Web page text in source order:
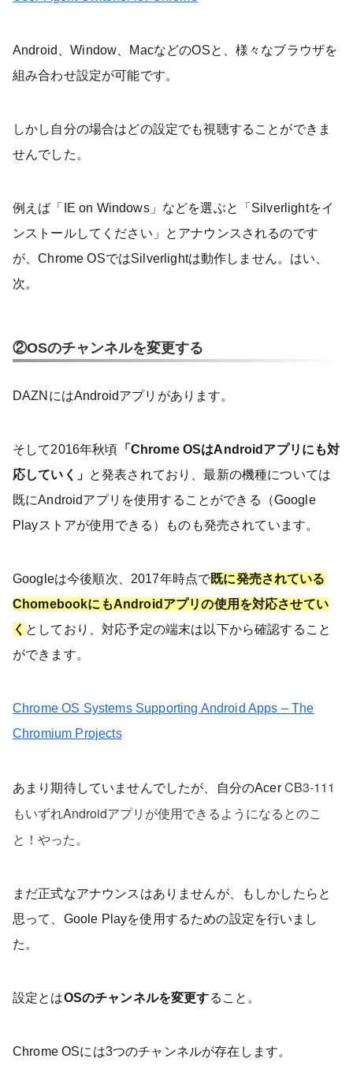
Android、Window、MacなどのOSと、様々なブラウザを
組み合わせ設定が可能です。
しかし自分の場合はどの設定でも視聴することができま
せんでした。
例えば「IE on Windows」などを選ぶと「Silverlightをイ
ンストールしてください」とアナウンスされるのです
が、Chrome OSではSilverlightは動作しません。はい、
次。
②OSのチャンネルを変更する
DAZNにはAndroidアプリがあります。
そして2016年秋頃 「Chrome OSはAndroidアプリにも対
応していく」 と発表されており、最新の機種については
既にAndroidアプリを使用することができる（Google
Playストアが使用できる）ものも発売されています。
Googleは今後順次、2017年時点で既に発売されている
ChomebookにもAndroidアプリの使用を対応させてい
く としており、対応予定の端末は以下から確認すること
ができます。
Chrome OS Systems Supporting Android Apps – The
Chromium Projects
あまり期待していませんでしたが、自分のAcer CB3-111
もいずれAndroidアプリが使用できるようになるとのこ
と！やった。
まだ正式なアナウンスはありませんが、もしかしたらと
思って、Goole Playを使用するための設定を行いまし
た。
設定とはOSのチャンネルを変更すること。
Chrome OSには3つのチャンネルが存在します。